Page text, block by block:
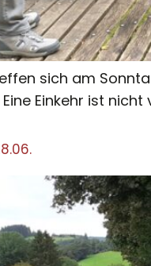
sich am
Einkehr ist nicht